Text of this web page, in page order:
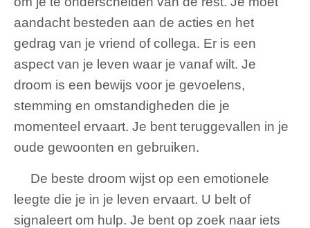
aandacht besteden aan de acties en het
gedrag van je vriend of collega. Er is een
aspect van je leven waar je vanaf wilt. Je
droom is een bewijs voor je gevoelens,
stemming en omstandigheden die je
momenteel ervaart. Je bent teruggevallen in je
oude gewoonten en gebruiken.
De beste droom wijst op een emotionele
leegte die je in je leven ervaart. U belt of
signaleert om hulp. Je bent op zoek naar iets